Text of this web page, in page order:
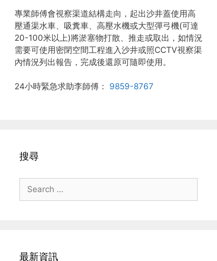
專業師傅會視察渠道結構走向，起出沙井蓋使用高
壓通渠水車、吸糞車、高壓水機或大型彈弓機(可達
20-100米以上)將淤塞物打散、推走或取出，如情況
需要可使用密閉空間工程進入沙井或照CCTV視察渠
內情況列出報告，完成後還原可隨即使用。
24小時緊急求助李師傅： 9859-8767
搜尋
for:
最新資訊